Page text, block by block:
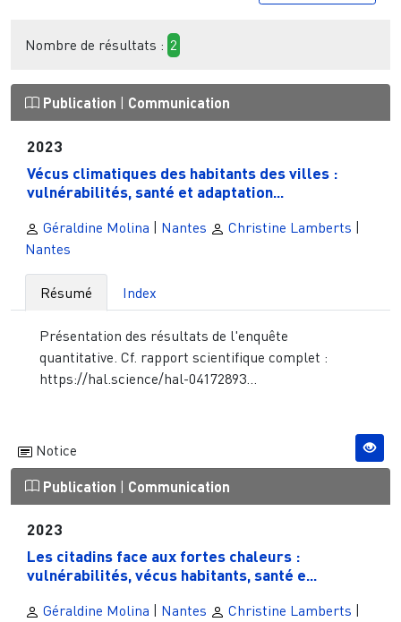
Nombre de résultats : 2
Publication Communication
2023
Vécus climatiques des habitants des villes :
vulnérabilités, santé et adaptation...
Géraldine Molina | Nantes Christine Lamberts |
Nantes
Résumé Index
Présentation des résultats de l'enquête
quantitative. Cf. rapport scientifique complet :
https://hal.science/hal-04172893...
Notice
Publication | Communication
2023
Les citadins face aux fortes chaleurs :
vulnérabilités, vécus habitants, santé e...
Géraldine Molina | Nantes Christine Lamberts |